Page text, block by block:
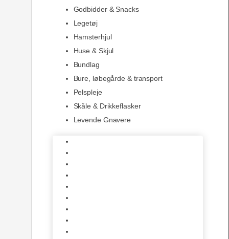
Godbidder & Snacks
Legetøj
Hamsterhjul
Huse & Skjul
Bundlag
Bure, løbegårde & transport
Pelspleje
Skåle & Drikkeflasker
Levende Gnavere